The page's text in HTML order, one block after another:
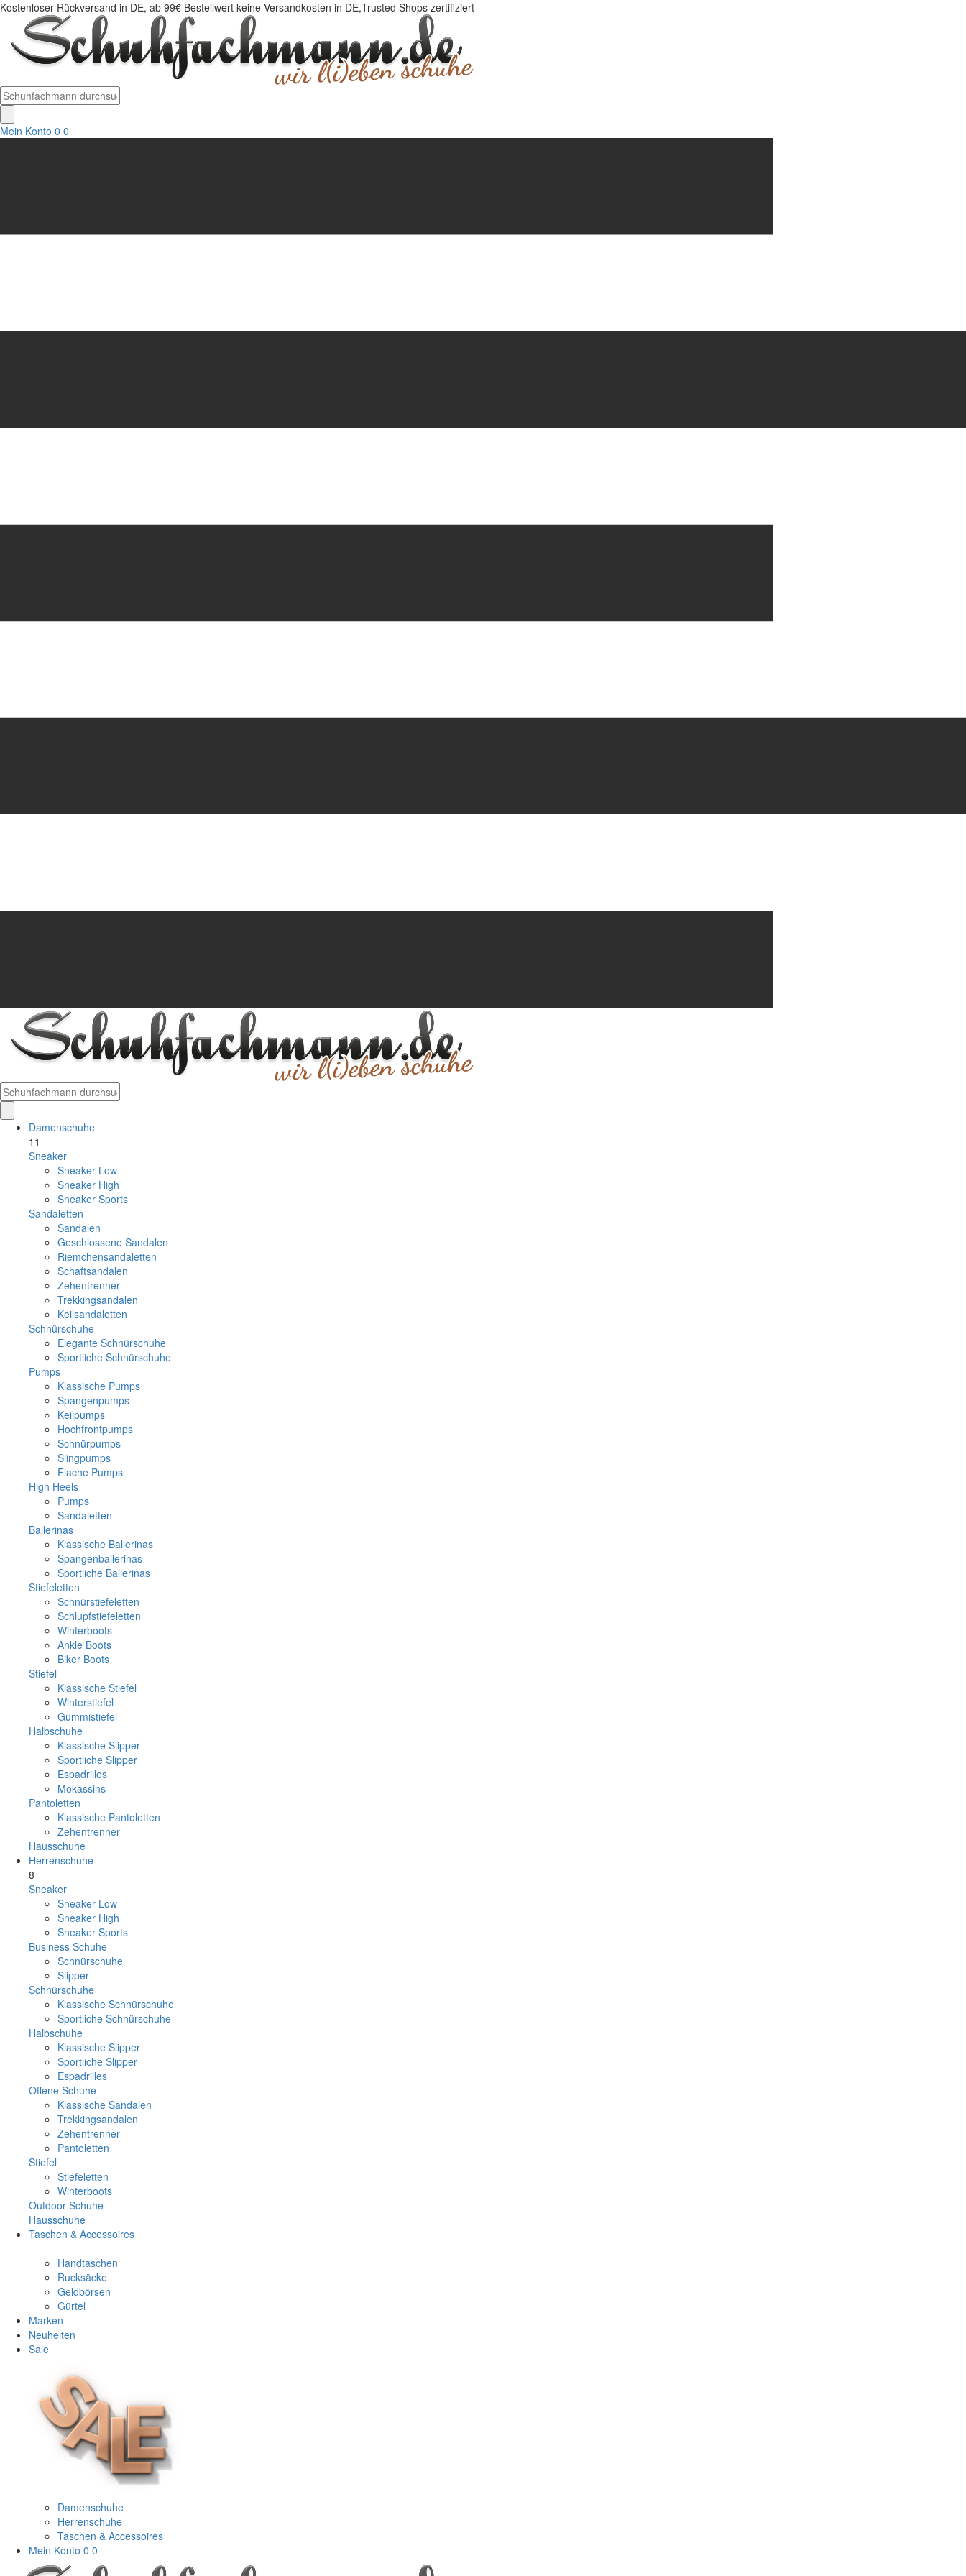
Kostenloser Rückversand in DE, ab 99€ Bestellwert keine Versandkosten in DE,Trusted Shops zertifiziert
Mein Konto 0 0
Damenschuhe
11
Sneaker
Sneaker Low
Sneaker High
Sneaker Sports
Sandaletten
Sandalen
Geschlossene Sandalen
Riemchensandaletten
Schaftsandalen
Zehentrenner
Trekkingsandalen
Keilsandaletten
Schnürschuhe
Elegante Schnürschuhe
Sportliche Schnürschuhe
Pumps
Klassische Pumps
Spangenpumps
Keilpumps
Hochfrontpumps
Schnürpumps
Slingpumps
Flache Pumps
High Heels
Pumps
Sandaletten
Ballerinas
Klassische Ballerinas
Spangenballerinas
Sportliche Ballerinas
Stiefeletten
Schnürstiefeletten
Schlupfstiefeletten
Winterboots
Ankle Boots
Biker Boots
Stiefel
Klassische Stiefel
Winterstiefel
Gummistiefel
Halbschuhe
Klassische Slipper
Sportliche Slipper
Espadrilles
Mokassins
Pantoletten
Klassische Pantoletten
Zehentrenner
Hausschuhe
Herrenschuhe
8
Sneaker
Sneaker Low
Sneaker High
Sneaker Sports
Business Schuhe
Schnürschuhe
Slipper
Schnürschuhe
Klassische Schnürschuhe
Sportliche Schnürschuhe
Halbschuhe
Klassische Slipper
Sportliche Slipper
Espadrilles
Offene Schuhe
Klassische Sandalen
Trekkingsandalen
Zehentrenner
Pantoletten
Stiefel
Stiefeletten
Winterboots
Outdoor Schuhe
Hausschuhe
Taschen & Accessoires
Handtaschen
Rucksäcke
Geldbörsen
Gürtel
Marken
Neuheiten
Sale
Damenschuhe
Herrenschuhe
Taschen & Accessoires
Mein Konto 0 0